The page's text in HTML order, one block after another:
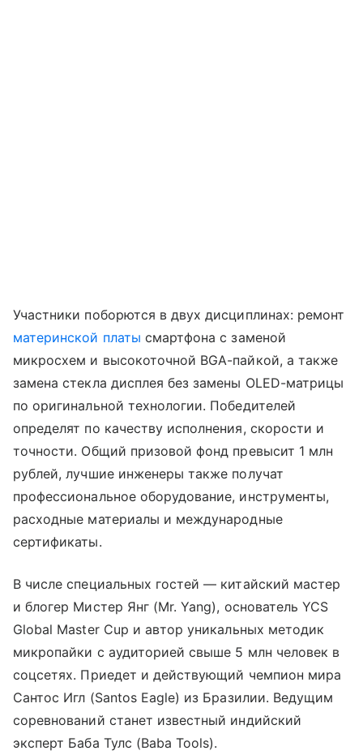
Участники поборются в двух дисциплинах: ремонт
материнской платы смартфона с заменой
микросхем и высокоточной BGA-пайкой, а также
замена стекла дисплея без замены OLED-матрицы
по оригинальной технологии. Победителей
определят по качеству исполнения, скорости и
точности. Общий призовой фонд превысит 1 млн
рублей, лучшие инженеры также получат
профессиональное оборудование, инструменты,
расходные материалы и международные
сертификаты.
В числе специальных гостей — китайский мастер
и блогер Мистер Янг (Mr. Yang), основатель YCS
Global Master Cup и автор уникальных методик
микропайки с аудиторией свыше 5 млн человек в
соцсетях. Приедет и действующий чемпион мира
Сантос Игл (Santos Eagle) из Бразилии. Ведущим
соревнований станет известный индийский
эксперт Баба Тулс (Baba Tools).